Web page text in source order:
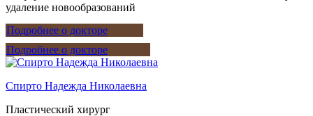
удаление новообразований
Подробнее о докторе
Подробнее о докторе
Спирто Надежда Николаевна
Пластический хирург